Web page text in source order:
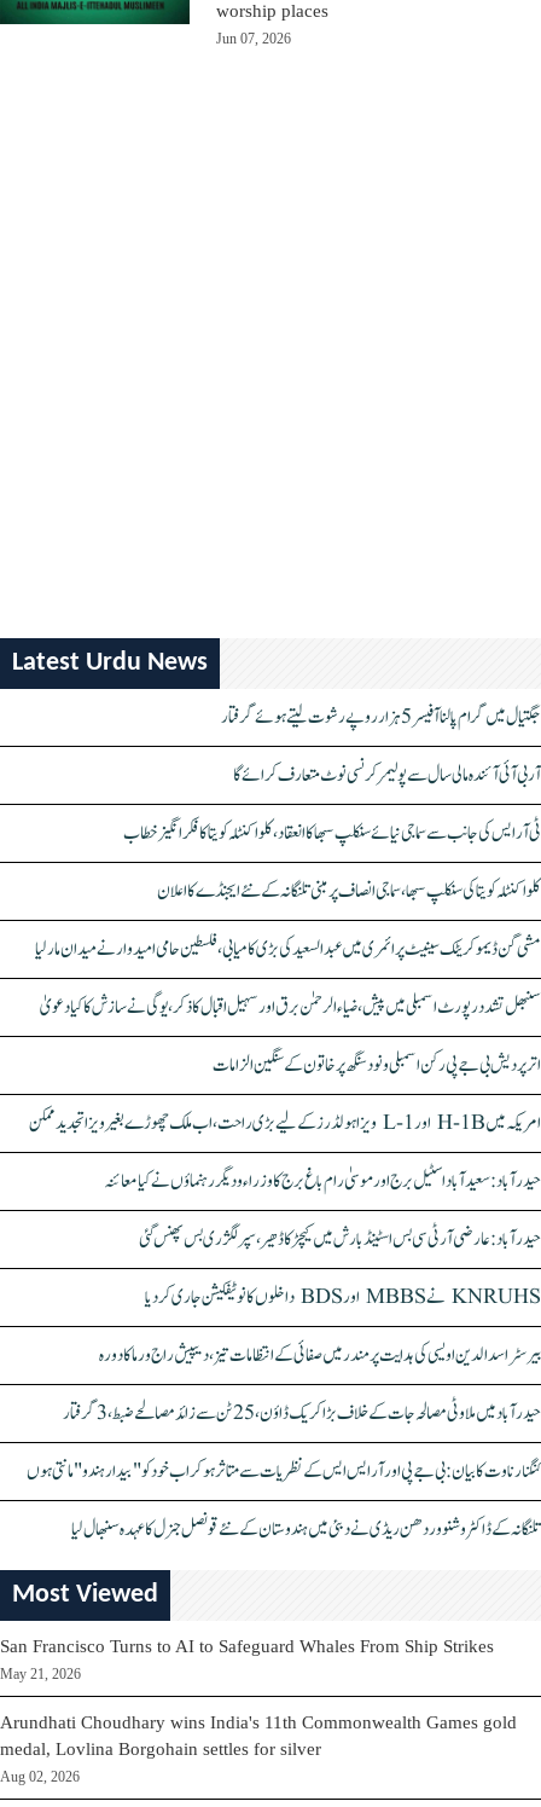
worship places
Jun 07, 2026
Latest Urdu News
جگتیال میں گرام پالنا آفیسر 5 ہزار روپے رشوت لیتے ہوئے گرفتار
آر بی آئی آئندہ مالی سال سے پولیمر کرنسی نوٹ متعارف کرائے گا
ٹی آر ایس کی جانب سے سماجی نیائے سنکلپ سبھا کا انعقاد، کلواکنٹلہ کویتا کا فکر انگیز خطاب
کلواکنٹلہ کویتا کی سنکلپ سبھا، سماجی انصاف پر مبنی تلنگانہ کے نئے ایجنڈے کا اعلان
مشی گن ڈیموکریٹک سینیٹ پرائمری میں عبدالسعید کی بڑی کامیابی، فلسطین حامی امیدوار نے میدان مار لیا
سنبھل تشدد رپورٹ اسمبلی میں پیش، ضیاء الرحمٰن برق اور سہیل اقبال کا ذکر، یوگی نے سازش کا کیا دعویٰ
اتر پردیش بی جے پی رکن اسمبلی ونود سنگھ پر خاتون کے سنگین الزامات
امریکہ میں H-1B اور L-1 ویزا ہولڈرز کے لیے بڑی راحت، اب ملک چھوڑے بغیر ویزا تجدید ممکن
حیدرآباد: سعیدآباد اسٹیل برج اور موسیٰ رام باغ برج کا وزراء و دیگر رہنماؤں نے کیا معائنہ
حیدرآباد: عارضی آر ٹی سی بس اسٹینڈ بارش میں کیچڑ کا ڈھیر، سپر لگژری بس پھنس گئی
KNRUHS نے MBBS اور BDS داخلوں کا نوٹیفکیشن جاری کر دیا
بیرسٹر اسدالدین اویسی کی ہدایت پر مندر میں صفائی کے انتظامات تیز، دیپیش راج ورما کا دورہ
حیدرآباد میں ملاوٹی مصالحہ جات کے خلاف بڑا کریک ڈاؤن، 25 ٹن سے زائد مصالحے ضبط، 3 گرفتار
کنگنا رناوت کا بیان: بی جے پی اور آر ایس ایس کے نظریات سے متاثر ہو کر اب خود کو "بیدار ہندو" مانتی ہوں
تلنگانہ کے ڈاکٹر وشنو وردھن ریڈی نے دبئی میں ہندوستان کے نئے قونصل جنرل کا عہدہ سنبھال لیا
Most Viewed
San Francisco Turns to AI to Safeguard Whales From Ship Strikes
May 21, 2026
Arundhati Choudhary wins India's 11th Commonwealth Games gold
medal, Lovlina Borgohain settles for silver
Aug 02, 2026